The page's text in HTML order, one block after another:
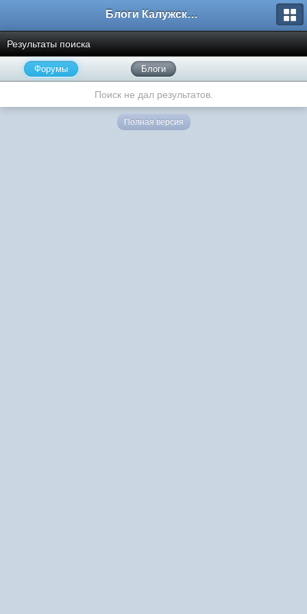
Блоги Калужского перекрестка
Результаты поиска
Форумы Блоги
Поиск не дал результатов.
Полная версия